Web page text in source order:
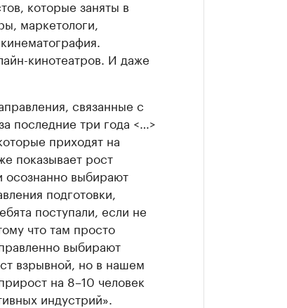
которые заняты в
маркетологи,
кинотеатров. И даже
связанные с
последние три года <…>
приходят на
показывает рост
осознанно выбирают
подготовки,
поступали, если не
что там просто
выбирают
взрывной, но в нашем
на 8–10 человек
индустрий».